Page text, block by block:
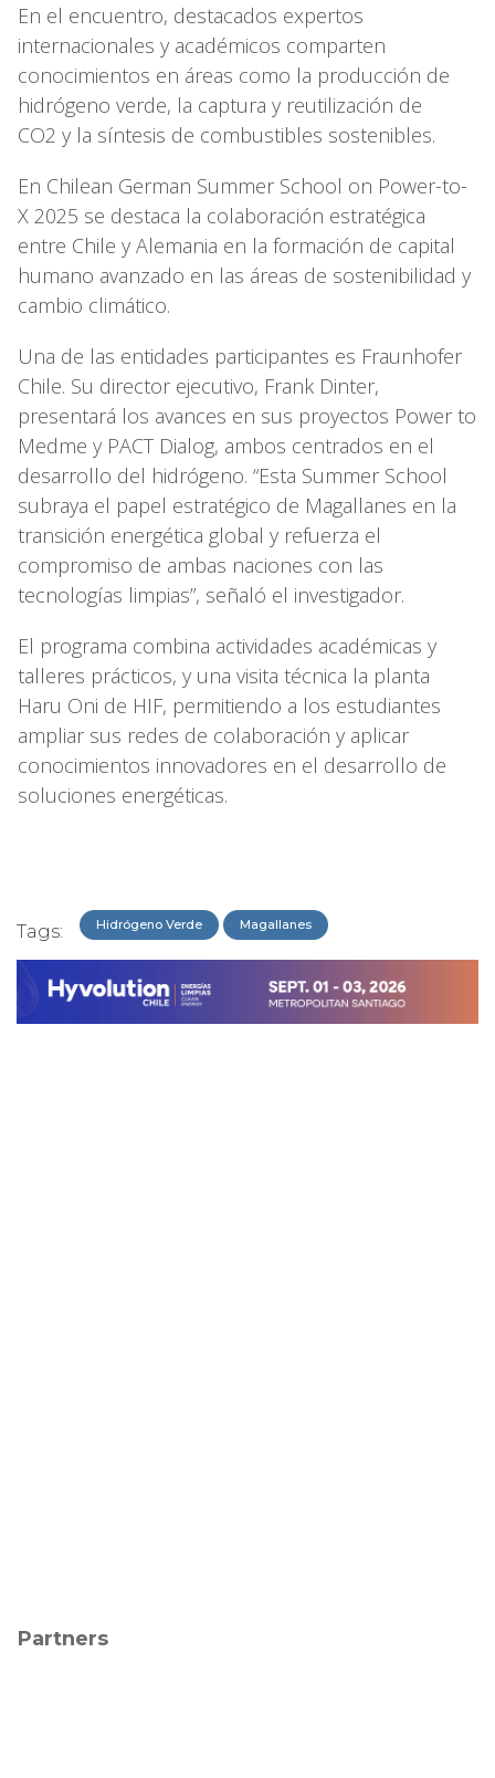
En el encuentro, destacados expertos
internacionales y académicos comparten
conocimientos en áreas como la producción de
hidrógeno verde, la captura y reutilización de
CO2 y la síntesis de combustibles sostenibles.
En Chilean German Summer School on Power-to-
X 2025 se destaca la colaboración estratégica
entre Chile y Alemania en la formación de capital
humano avanzado en las áreas de sostenibilidad y
cambio climático.
Una de las entidades participantes es Fraunhofer
Chile. Su director ejecutivo, Frank Dinter,
presentará los avances en sus proyectos Power to
Medme y PACT Dialog, ambos centrados en el
desarrollo del hidrógeno. “Esta Summer School
subraya el papel estratégico de Magallanes en la
transición energética global y refuerza el
compromiso de ambas naciones con las
tecnologías limpias”, señaló el investigador.
El programa combina actividades académicas y
talleres prácticos, y una visita técnica la planta
Haru Oni de HIF, permitiendo a los estudiantes
ampliar sus redes de colaboración y aplicar
conocimientos innovadores en el desarrollo de
soluciones energéticas.
Tags: Hidrógeno Verde Magallanes
Partners